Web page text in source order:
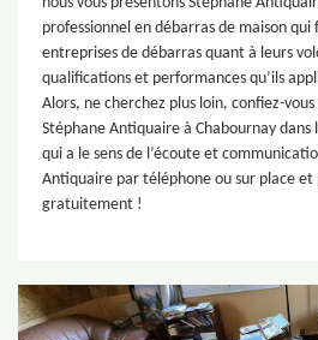
professionnel en débarras de maison
entreprises de débarras quant à leurs
qualifications et performances qu’ils
Alors, ne cherchez plus loin, confiez-
Stéphane Antiquaire à Chabournay dans
qui a le sens de l’écoute et
Antiquaire par téléphone ou sur place et
gratuitement !